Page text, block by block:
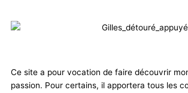
Ce site a pour vocation de faire découvrir
passion. Pour certains, il apportera tous les